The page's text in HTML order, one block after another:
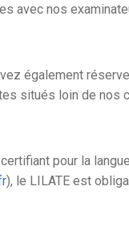
avec nos
également
situés loin de nos
pour la
), le LILATE est